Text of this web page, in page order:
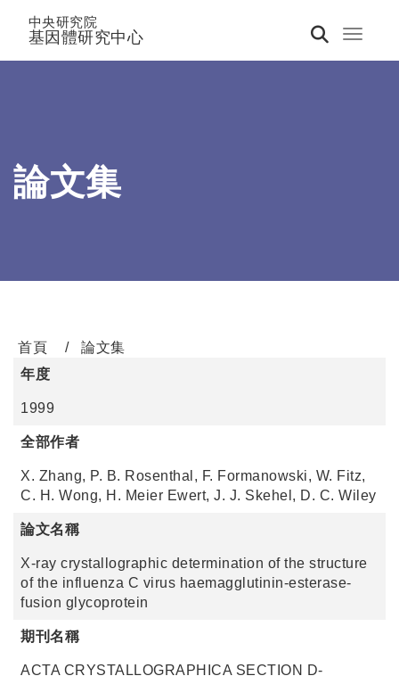
Toggle
中央研究院
基因體研究中心
論文集
首頁
論文集
年度
1999
全部作者
X. Zhang, P. B. Rosenthal, F. Formanowski, W. Fitz,
C. H. Wong, H. Meier Ewert, J. J. Skehel, D. C. Wiley
論文名稱
X-ray crystallographic determination of the structure
of the influenza C virus haemagglutinin-esterase-
fusion glycoprotein
期刊名稱
ACTA CRYSTALLOGRAPHICA SECTION D-